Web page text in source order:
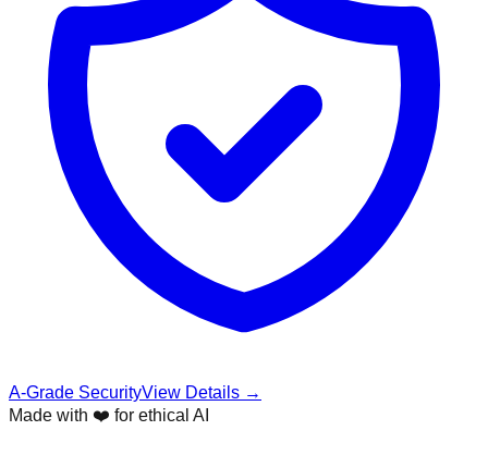
A-Grade SecurityView Details →
Made with ❤️ for ethical AI